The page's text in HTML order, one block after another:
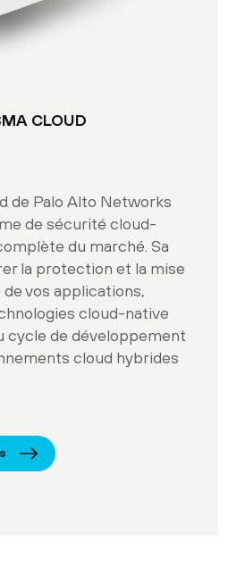
CLOUD
de Palo Alto Networks
de sécurité cloud-
du marché. Sa
la protection et la mise
vos applications,
cloud-native
cycle de développement
cloud hybrides